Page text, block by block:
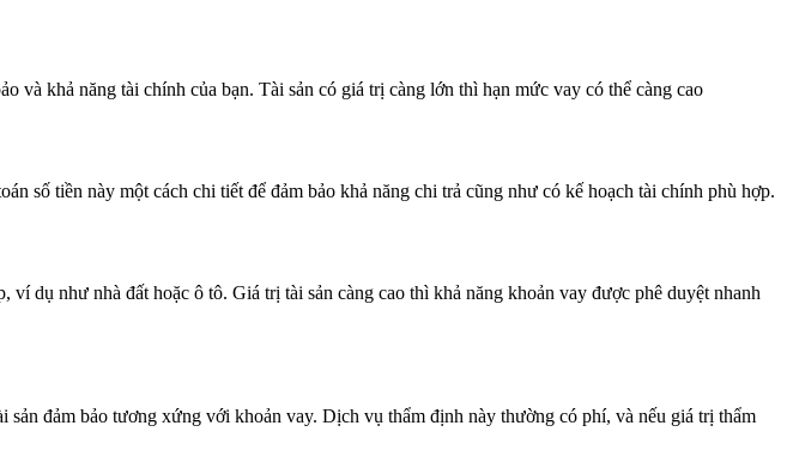
và khả năng tài chính của bạn. Tài sản có giá trị càng lớn thì hạn mức vay có thể càng cao
số tiền này một cách chi tiết để đảm bảo khả năng chi trả cũng như có kế hoạch tài chính phù hợp.
dụ như nhà đất hoặc ô tô. Giá trị tài sản càng cao thì khả năng khoản vay được phê duyệt nhanh
sản đảm bảo tương xứng với khoản vay. Dịch vụ thẩm định này thường có phí, và nếu giá trị thẩm